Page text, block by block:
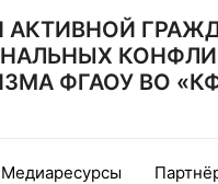
ФГАОУ ВО
Медиаресурсы